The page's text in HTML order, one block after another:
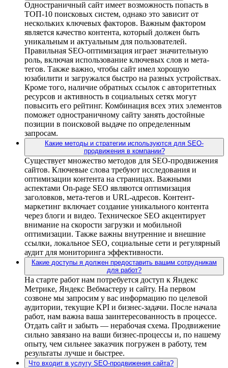
Одностраничный сайт имеет возможность попасть в
ТОП-10 поисковых систем, однако это зависит от
нескольких ключевых факторов. Важным фактором
является качество контента, который должен быть
уникальным и актуальным для пользователей.
Правильная SEO-оптимизация играет значительную
роль, включая использование ключевых слов и мета-
тегов. Также важно, чтобы сайт имел хорошую
юзабилити и загружался быстро на разных устройствах.
Кроме того, наличие обратных ссылок с авторитетных
ресурсов и активность в социальных сетях могут
повысить его рейтинг. Комбинация всех этих элементов
поможет одностраничному сайту занять достойные
позиции в поисковой выдаче по определенным
запросам.
Какие методы и стратегии используются для SEO-
продвижения в компании?
Существует множество методов для SEO-продвижения
сайтов. Ключевые слова требуют исследования и
оптимизации контента на страницах. Важными
аспектами On-page SEO являются оптимизация
заголовков, мета-тегов и URL-адресов. Контент-
маркетинг включает создание уникального контента
через блоги и видео. Техническое SEO акцентирует
внимание на скорости загрузки и мобильной
оптимизации. Также важны внутренние и внешние
ссылки, локальное SEO, социальные сети и регулярный
аудит для мониторинга эффективности.
Какие доступы я должен предоставить вашим сотрудникам
для работ?
На старте работ нам потребуется доступ к Яндекс
Метрике, Яндекс Вебмастеру и сайту. На первом
созвоне мы запросим у вас информацию по целевой
аудитории, текущие KPI и бизнес-задачи. После начала
работ, нам важна ваша заинтересованность в процессе.
Отдать сайт и забыть — нерабочая схема. Продвижение
сильно завязано на ваши бизнес-процессы и, по нашему
опыту, чем сильнее заказчик погружен в работу, тем
результаты лучше и быстрее.
Что входит в услугу SEO-продвижения сайта?